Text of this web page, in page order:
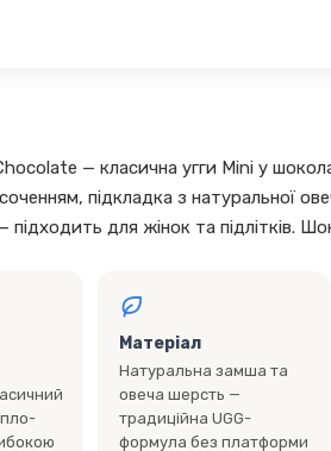
— класична угги Mini у
підкладка з натуральної
підходить для жінок та підлітків.
Матеріал
Натуральна замша та
овеча шерсть —
традиційна UGG-
формула без платформи